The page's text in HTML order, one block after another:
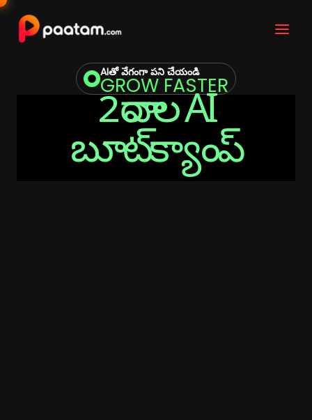
Skip
content
AIతో వేగంగా పని చేయండి
GROW FASTER
2 వారాల AI
బూట్‌క్యాంప్